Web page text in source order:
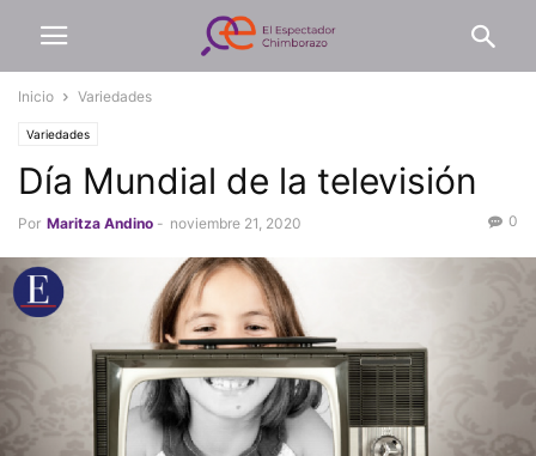
Inicio Variedades
Variedades
Día Mundial de la televisión
Por Maritza Andino - noviembre 21, 2020 0